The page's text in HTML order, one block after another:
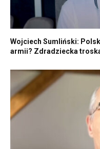
Wojciech Sumliński:
armii? Zdradziecka